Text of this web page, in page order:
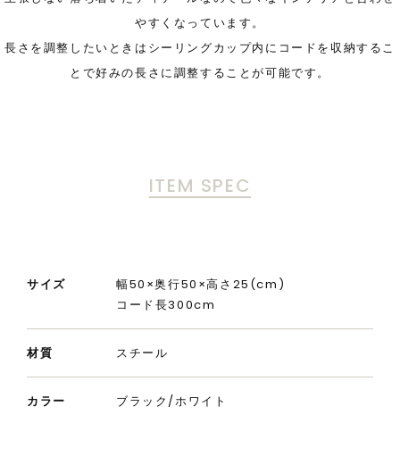
やすくなっています。
長さを調整したいときはシーリングカップ内にコードを収納するこ
とで好みの長さに調整することが可能です。
ITEM SPEC
サイズ
幅50×奥行50×高さ25(cm)
コード長300cm
材質 スチール
カラー ブラック/ホワイト